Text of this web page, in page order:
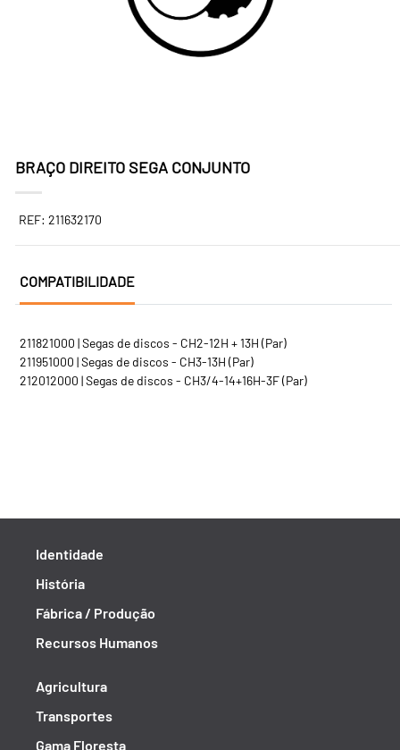
BRAÇO DIREITO SEGA CONJUNTO
REF: 211632170
COMPATIBILIDADE
211821000 | Segas de discos - CH2-12H + 13H (Par)
211951000 | Segas de discos - CH3-13H (Par)
212012000 | Segas de discos - CH3/4-14+16H-3F (Par)
Identidade
História
Fábrica / Produção
Recursos Humanos
Agricultura
Transportes
Gama Floresta